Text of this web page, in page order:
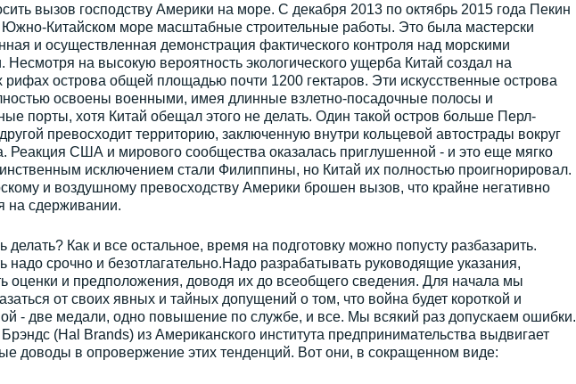
вызов господству Америки на море. С декабря 2013 по октябрь 2015 года Пекин
Китайском море масштабные строительные работы. Это была мастерски
и осуществленная демонстрация фактического контроля над морскими
Несмотря на высокую вероятность экологического ущерба Китай создал на
рифах острова общей площадью почти 1200 гектаров. Эти искусственные острова
освоены военными, имея длинные взлетно-посадочные полосы и
порты, хотя Китай обещал этого не делать. Один такой остров больше Перл-
превосходит территорию, заключенную внутри кольцевой автострады вокруг
Реакция США и мирового сообщества оказалась приглушенной - и это еще мягко
исключением стали Филиппины, но Китай их полностью проигнорировал.
и воздушному превосходству Америки брошен вызов, что крайне негативно
на сдерживании.
делать? Как и все остальное, время на подготовку можно попусту разбазарить.
надо срочно и безотлагательно.Надо разрабатывать руководящие указания,
оценки и предположения, доводя их до всеобщего сведения. Для начала мы
от своих явных и тайных допущений о том, что война будет короткой и
- две медали, одно повышение по службе, и все. Мы всякий раз допускаем ошибки.
(Hal Brands) из Американского института предпринимательства выдвигает
доводы в опровержение этих тенденций. Вот они, в сокращенном виде: